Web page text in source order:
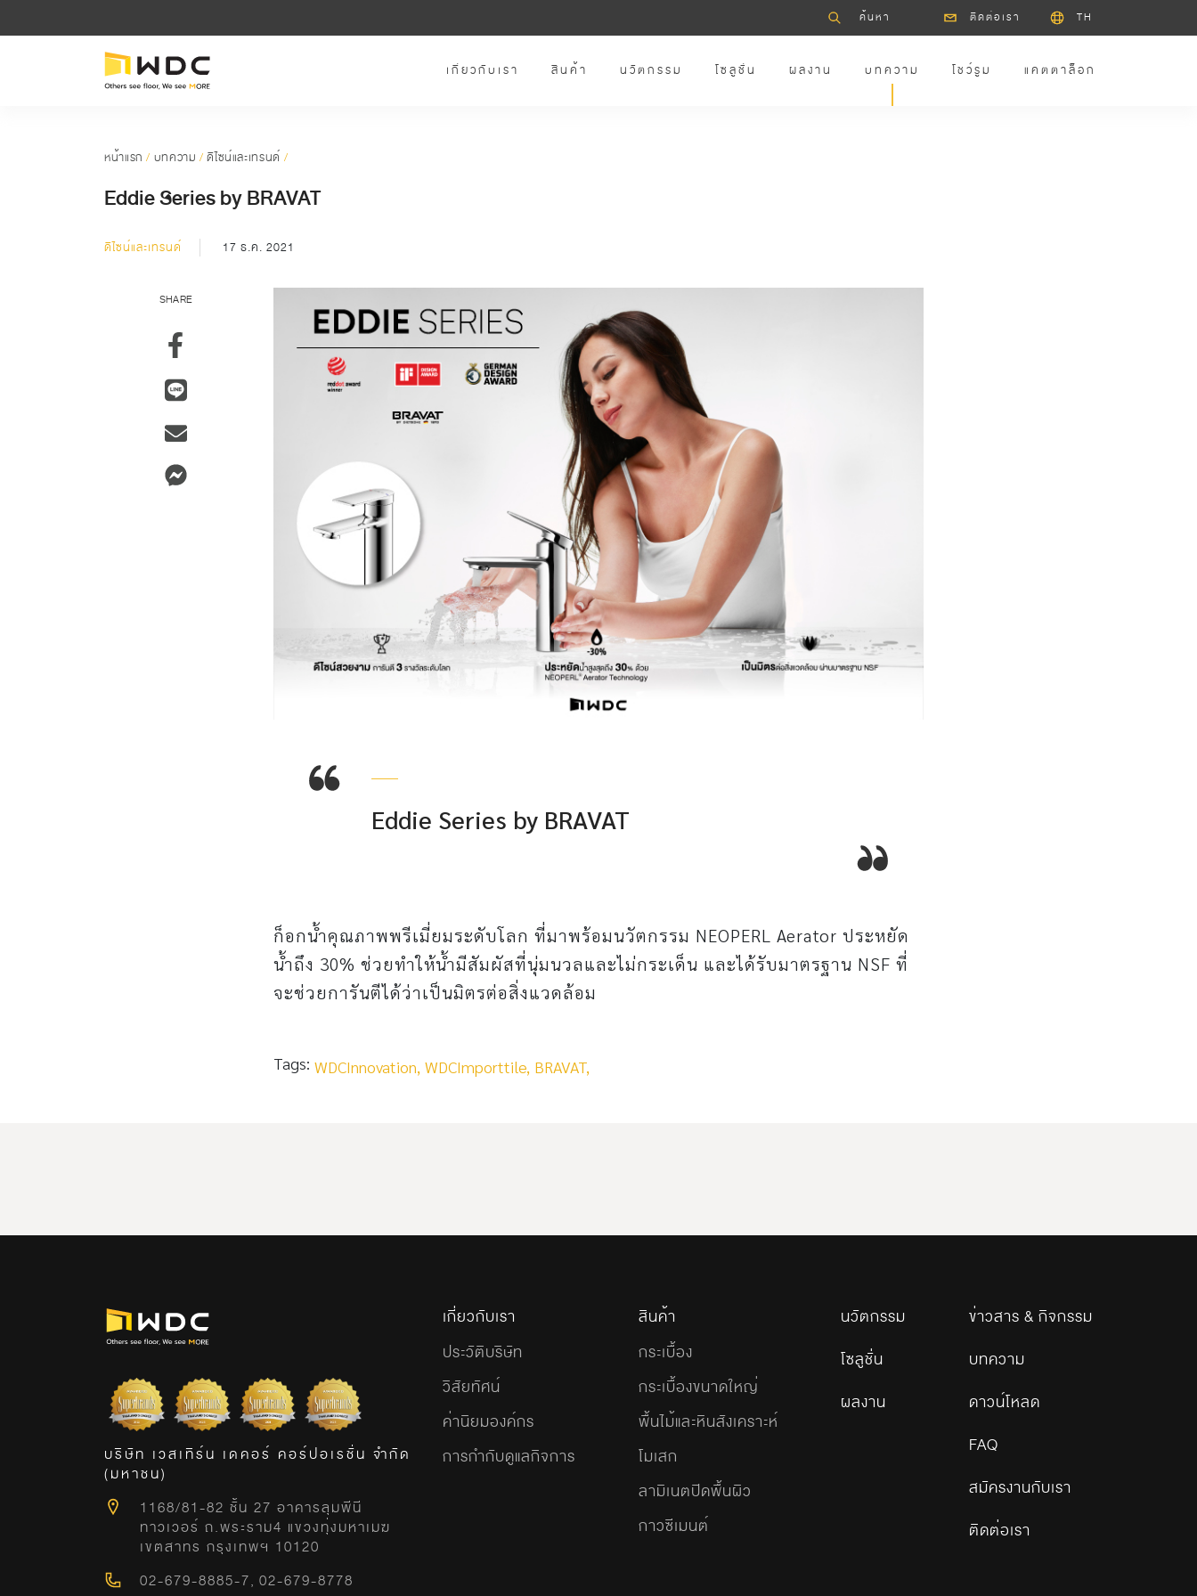
ติดต่อเรา TH
เกี่ยวกับเรา สินค้า นวัตกรรม โซลูชั่น ผลงาน บทความ โชว์รูม แคตตาล็อก
หน้าแรก / บทความ /ดีไซน์และเทรนด์ /
Eddie Series by BRAVAT
ดีไซน์และเทรนด์ 17 ธ.ค. 2021
SHARE
Eddie Series by BRAVAT
ก็อกน้ำคุณภาพพรีเมี่ยมระดับโลก ที่มาพร้อมนวัตกรรม NEOPERL Aerator ประหยัด
น้ำถึง 30% ช่วยทำให้น้ำมีสัมผัสที่นุ่มนวลและไม่กระเด็น และได้รับมาตรฐาน NSF ที่
จะช่วยการันตีได้ว่าเป็นมิตรต่อสิ่งแวดล้อม
Tags: WDCInnovation, WDCImporttile, BRAVAT,
บริษัท เวสเทิร์น เดคอร์ คอร์ปอเรชั่น จำกัด
(มหาชน)
1168/81-82 ชั้น 27 อาคารลุมพีนี
ทาวเวอร์ ถ.พระราม4 แขวงทุ่งมหาเมฆ
เขตสาทร กรุงเทพฯ 10120
02-679-8885-7, 02-679-8778
เกี่ยวกับเรา
ประวัติบริษัท
วิสัยทัศน์
ค่านิยมองค์กร
การกำกับดูแลกิจการ
สินค้า
กระเบื้อง
กระเบื้องขนาดใหญ่
พื้นไม้และหินสังเคราะห์
โมเสก
ลามิเนตปิดพื้นผิว
กาวซีเมนต์
นวัตกรรม
โซลูชั่น
ผลงาน
ข่าวสาร & กิจกรรม
บทความ
ดาวน์โหลด
FAQ
สมัครงานกับเรา
ติดต่อเรา